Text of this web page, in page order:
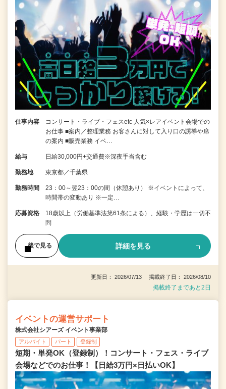
仕事内容
コンサート・ライブ・フェスetc 人気×レアイベント会場での
お仕事 ■案内／整理業務 お客さんに対して入り口の誘導や席
の案内 ■販売業務 イベ…
給与 日給30,000円+交通費※深夜手当含む
勤務地 東京都／千葉県
勤務時間
23：00～翌23：00の間（休憩あり） ※イベントによって、
時間帯の変動あり ※一定…
応募資格
18歳以上（労働基準法第61条による）、経験・学歴は一切不
問
後で見る 詳細を見る
更新日： 2026/07/13 掲載終了日： 2026/08/10
掲載終了まであと2日
イベントの運営サポート
株式会社シアーズ イベント事業部
アルバイト パート 登録制
短期・単発OK（登録制）！コンサート・フェス・ライブ
会場などでのお仕事！【日給3万円×日払いOK】